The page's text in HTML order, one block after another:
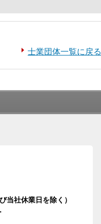
士業団体一覧に戻る
当社休業日を除く）